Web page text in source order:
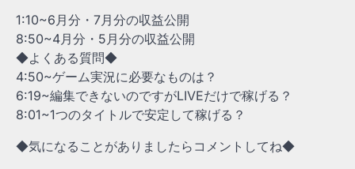
1:10~6月分・7月分の収益公開
8:50~4月分・5月分の収益公開
◆よくある質問◆
4:50~ゲーム実況に必要なものは？
6:19~編集できないのですがLIVEだけで稼げる？
8:01~1つのタイトルで安定して稼げる？
◆気になることがありましたらコメントしてね◆